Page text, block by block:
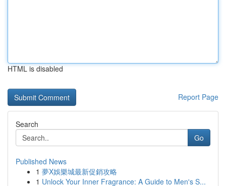
HTML is disabled
Report Page
Search
Go
Published News
1 夢X娛樂城最新促銷攻略
1 Unlock Your Inner Fragrance: A Guide to Men's S...